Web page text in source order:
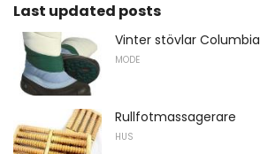
Last updated posts
Vinter stövlar Columbia
MODE
Rullfotmassagerare
HUS